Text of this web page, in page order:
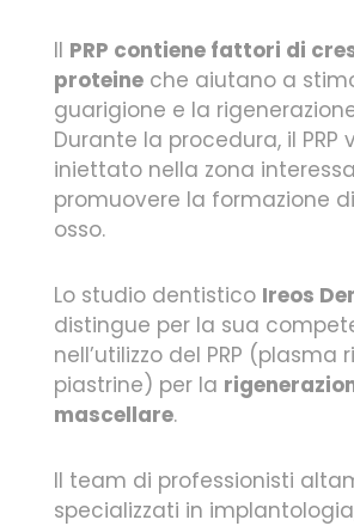
Il PRP contiene fattori di
proteine che aiutano a
guarigione e la
Durante la procedura, il PRP
iniettato nella zona
promuovere la formazione
osso.
Lo studio dentistico Ireos
distingue per la sua
nell’utilizzo del PRP (plasma
piastrine) per la
mascellare.
Il team di professionisti
specializzati in